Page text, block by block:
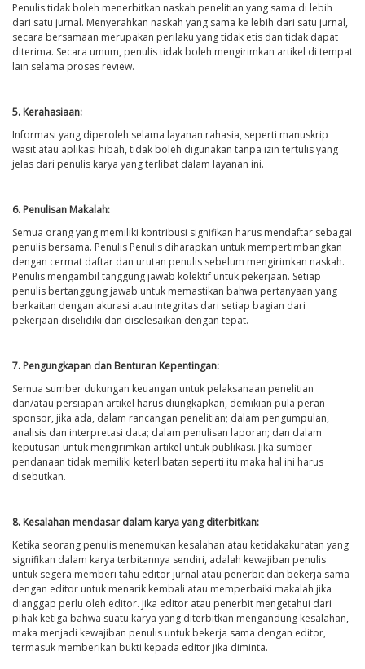
Penulis tidak boleh menerbitkan naskah penelitian yang sama di lebih
dari satu jurnal. Menyerahkan naskah yang sama ke lebih dari satu jurnal,
secara bersamaan merupakan perilaku yang tidak etis dan tidak dapat
diterima. Secara umum, penulis tidak boleh mengirimkan artikel di tempat
lain selama proses review.
5. Kerahasiaan:
Informasi yang diperoleh selama layanan rahasia, seperti manuskrip
wasit atau aplikasi hibah, tidak boleh digunakan tanpa izin tertulis yang
jelas dari penulis karya yang terlibat dalam layanan ini.
6. Penulisan Makalah:
Semua orang yang memiliki kontribusi signifikan harus mendaftar sebagai
penulis bersama. Penulis Penulis diharapkan untuk mempertimbangkan
dengan cermat daftar dan urutan penulis sebelum mengirimkan naskah.
Penulis mengambil tanggung jawab kolektif untuk pekerjaan. Setiap
penulis bertanggung jawab untuk memastikan bahwa pertanyaan yang
berkaitan dengan akurasi atau integritas dari setiap bagian dari
pekerjaan diselidiki dan diselesaikan dengan tepat.
7. Pengungkapan dan Benturan Kepentingan:
Semua sumber dukungan keuangan untuk pelaksanaan penelitian
dan/atau persiapan artikel harus diungkapkan, demikian pula peran
sponsor, jika ada, dalam rancangan penelitian; dalam pengumpulan,
analisis dan interpretasi data; dalam penulisan laporan; dan dalam
keputusan untuk mengirimkan artikel untuk publikasi. Jika sumber
pendanaan tidak memiliki keterlibatan seperti itu maka hal ini harus
disebutkan.
8. Kesalahan mendasar dalam karya yang diterbitkan:
Ketika seorang penulis menemukan kesalahan atau ketidakakuratan yang
signifikan dalam karya terbitannya sendiri, adalah kewajiban penulis
untuk segera memberi tahu editor jurnal atau penerbit dan bekerja sama
dengan editor untuk menarik kembali atau memperbaiki makalah jika
dianggap perlu oleh editor. Jika editor atau penerbit mengetahui dari
pihak ketiga bahwa suatu karya yang diterbitkan mengandung kesalahan,
maka menjadi kewajiban penulis untuk bekerja sama dengan editor,
termasuk memberikan bukti kepada editor jika diminta.